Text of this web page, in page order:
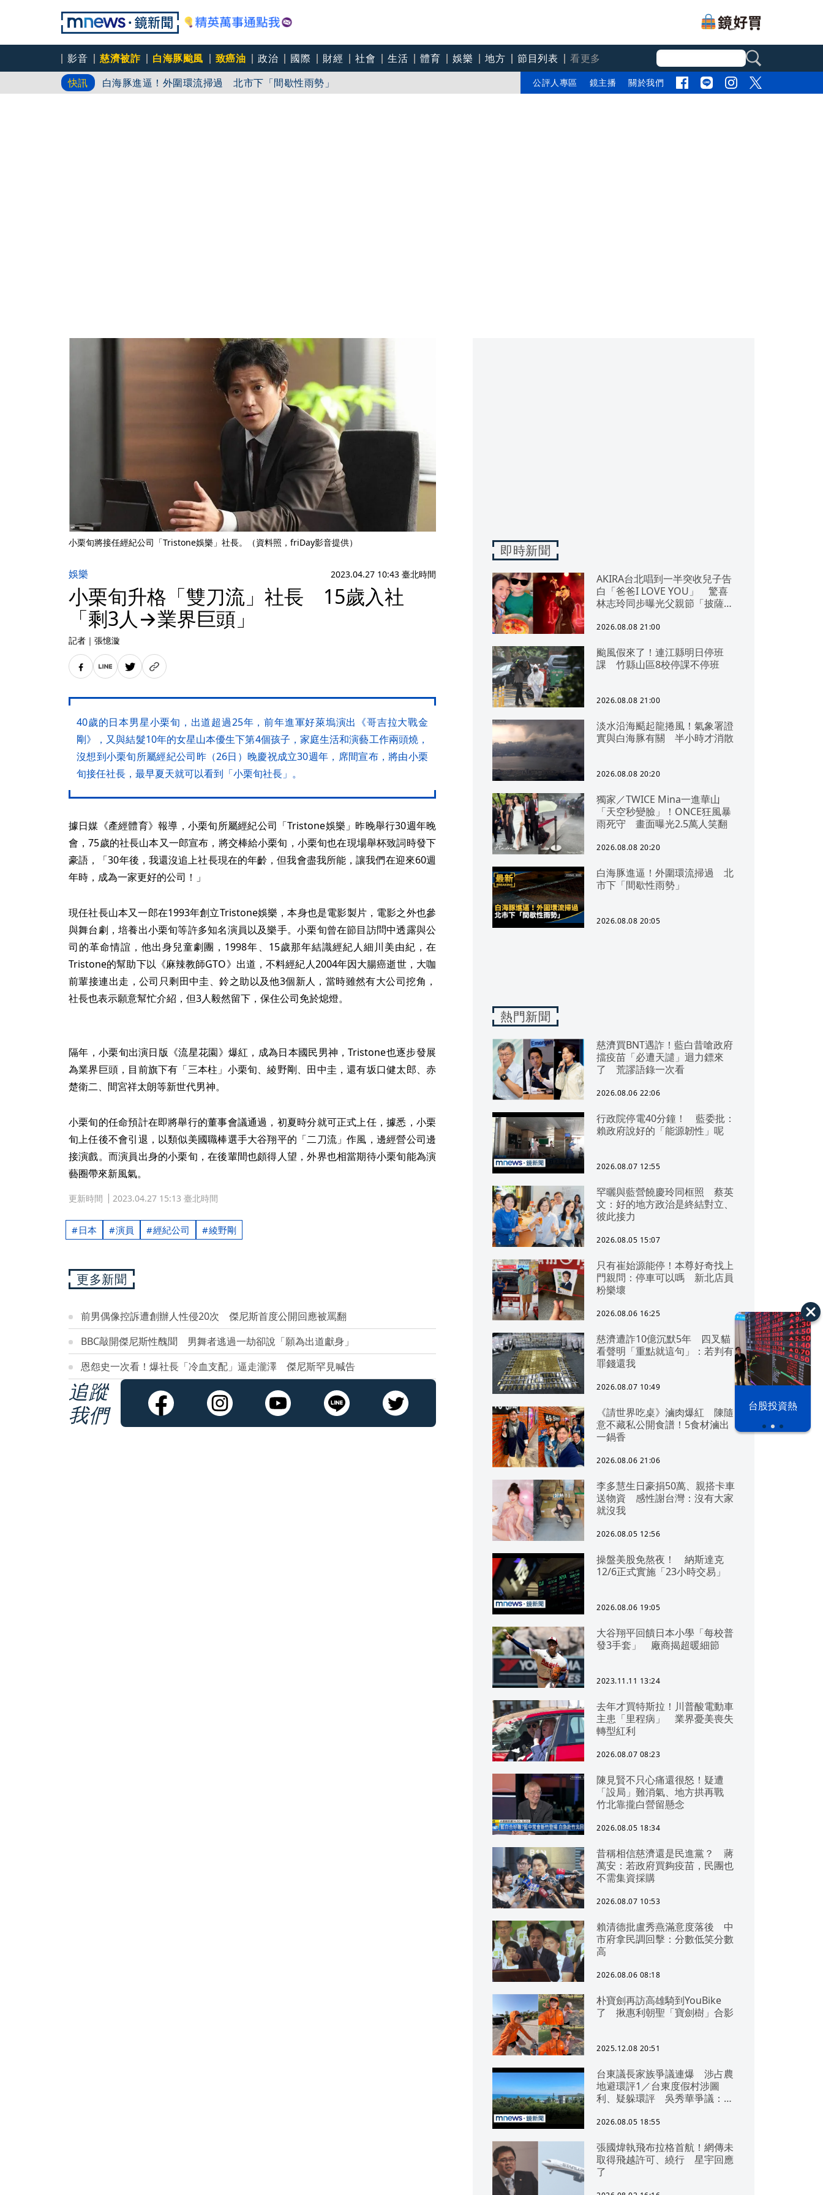
影音 慈濟被詐 白海豚颱風 致癌油 政治 國際 財經 社會 生活 體育 娛樂 地方 節目列表
看更多
快訊
白海豚進逼！外圍環流掃過 北市下「間歇性雨勢」
爆柯文哲換手環又爛膚 陳佩琪父親節引「超商拿鐵忘結帳案」轟司法輕賤
公評人專區 鏡主播 關於我們
漢光42演習 台股投資熱
小栗旬將接任經紀公司「Tristone娛樂」社長。（資料照，friDay影音提供）
娛樂 2023.04.27 10:43 臺北時間
小栗旬升格「雙刀流」社長 15歲入社
「剩3人→業界巨頭」
記者 ｜ 張憶漩
40歲的日本男星小栗旬，出道超過25年，前年進軍好萊塢演出《哥吉拉大戰金
剛》，又與結髮10年的女星山本優生下第4個孩子，家庭生活和演藝工作兩頭燒，
沒想到小栗旬所屬經紀公司昨（26日）晚慶祝成立30週年，席間宣布，將由小栗
旬接任社長，最早夏天就可以看到「小栗旬社長」。
據日媒《產經體育》報導，小栗旬所屬經紀公司「Tristone娛樂」昨晚舉行30週年晚
會，75歲的社長山本又一郎宣布，將交棒給小栗旬，小栗旬也在現場舉杯致詞時發下
豪語，「30年後，我還沒追上社長現在的年齡，但我會盡我所能，讓我們在迎來60週
年時，成為一家更好的公司！」
現任社長山本又一郎在1993年創立Tristone娛樂，本身也是電影製片，電影之外也參
與舞台劇，培養出小栗旬等許多知名演員以及樂手。小栗旬曾在節目訪問中透露與公
司的革命情誼，他出身兒童劇團，1998年、15歲那年結識經紀人細川美由紀，在
Tristone的幫助下以《麻辣教師GTO》出道，不料經紀人2004年因大腸癌逝世，大咖
前輩接連出走，公司只剩田中圭、鈴之助以及他3個新人，當時雖然有大公司挖角，
社長也表示願意幫忙介紹，但3人毅然留下，保住公司免於熄燈。
隔年，小栗旬出演日版《流星花園》爆紅，成為日本國民男神，Tristone也逐步發展
為業界巨頭，目前旗下有「三本柱」小栗旬、綾野剛、田中圭，還有坂口健太郎、赤
楚衛二、間宮祥太朗等新世代男神。
小栗旬的任命預計在即將舉行的董事會議通過，初夏時分就可正式上任，據悉，小栗
旬上任後不會引退，以類似美國職棒選手大谷翔平的「二刀流」作風，邊經營公司邊
接演戲。而演員出身的小栗旬，在後輩間也頗得人望，外界也相當期待小栗旬能為演
藝圈帶來新風氣。
更新時間 2023.04.27 15:13 臺北時間
日本 演員 經紀公司 綾野剛
更多新聞
前男偶像控訴遭創辦人性侵20次 傑尼斯首度公開回應被罵翻
BBC敲開傑尼斯性醜聞 男舞者逃過一劫卻說「願為出道獻身」
恩怨史一次看！爆社長「冷血支配」逼走瀧澤 傑尼斯罕見喊告
追蹤
我們
即時新聞
AKIRA台北唱到一半突收兒子告
白「爸爸I LOVE YOU」 驚喜
林志玲同步曝光父親節「披薩蛋
2026.08.08 21:00
颱風假來了！連江縣明日停班
課 竹縣山區8校停課不停班
2026.08.08 21:00
淡水沿海颳起龍捲風！氣象署證
實與白海豚有關 半小時才消散
2026.08.08 20:20
獨家／TWICE Mina一進華山
「天空秒變臉」！ONCE狂風暴
雨死守 畫面曝光2.5萬人笑翻
2026.08.08 20:20
白海豚進逼！外圍環流掃過 北
市下「間歇性雨勢」
2026.08.08 20:05
熱門新聞
慈濟買BNT遇詐！藍白昔嗆政府
擋疫苗「必遭天譴」迴力鏢來
了 荒謬語錄一次看
2026.08.06 22:06
行政院停電40分鐘！ 藍委批：
賴政府說好的「能源韌性」呢
2026.08.07 12:55
罕曬與藍營饒慶玲同框照 蔡英
文：好的地方政治是終結對立、
彼此接力
2026.08.05 15:07
只有崔始源能停！本尊好奇找上
門親問：停車可以嗎 新北店員
粉樂壞
2026.08.06 16:25
慈濟遭詐10億沉默5年 四叉貓
看聲明「重點就這句」：若判有
罪錢還我
2026.08.07 10:49
《請世界吃桌》滷肉爆紅 陳隨
意不藏私公開食譜！5食材滷出
一鍋香
2026.08.06 21:06
李多慧生日豪捐50萬、親搭卡車
送物資 感性謝台灣：沒有大家
就沒我
2026.08.05 12:56
操盤美股免熬夜！ 納斯達克
12/6正式實施「23小時交易」
2026.08.06 19:05
大谷翔平回饋日本小學「每校普
發3手套」 廠商揭超暖細節
2023.11.11 13:24
去年才買特斯拉！川普酸電動車
主患「里程病」 業界憂美喪失
轉型紅利
2026.08.07 08:23
陳見賢不只心痛還很怒！疑遭
「設局」難消氣、地方拱再戰
竹北靠攏白營留懸念
2026.08.05 18:34
昔稱相信慈濟還是民進黨？ 蔣
萬安：若政府買夠疫苗，民團也
不需集資採購
2026.08.07 10:53
賴清德批盧秀燕滿意度落後 中
市府拿民調回擊：分數低笑分數
高
2026.08.06 08:18
朴寶劍再訪高雄騎到YouBike
了 揪惠利朝聖「寶劍樹」合影
2025.12.08 20:51
台東議長家族爭議連爆 涉占農
地避環評1／台東度假村涉圖
利、疑躲環評 吳秀華爭議：概
2026.08.05 18:55
張國煒執飛布拉格首航！網傳未
取得飛越許可、繞行 星宇回應
了